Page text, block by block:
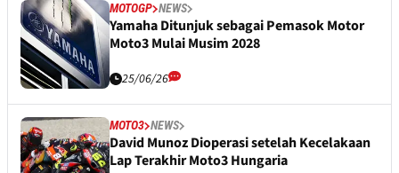
MOTOGP NEWS
Yamaha Ditunjuk sebagai Pemasok Motor
Moto3 Mulai Musim 2028
25/06/26
MOTO3 NEWS
David Munoz Dioperasi setelah Kecelakaan
Lap Terakhir Moto3 Hungaria